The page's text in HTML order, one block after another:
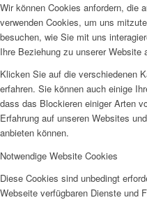
Wir können Cookies anfordern, die
verwenden Cookies, um uns
besuchen, wie Sie mit uns
Ihre Beziehung zu unserer Website
Klicken Sie auf die verschiedenen
erfahren. Sie können auch einige
dass das Blockieren einiger Arten
Erfahrung auf unseren Websites
anbieten können.
Notwendige Website Cookies
Diese Cookies sind unbedingt
Webseite verfügbaren Dienste und